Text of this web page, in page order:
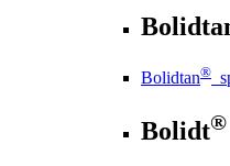
Bolidtan®
Bolidt®